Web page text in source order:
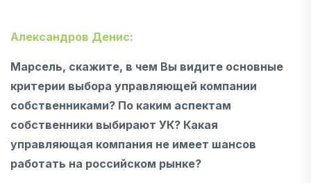
Александров Денис:
Марсель, скажите, в чем Вы видите основные
критерии выбора управляющей компании
собственниками? По каким аспектам
собственники выбирают УК? Какая
управляющая компания не имеет шансов
работать на российском рынке?